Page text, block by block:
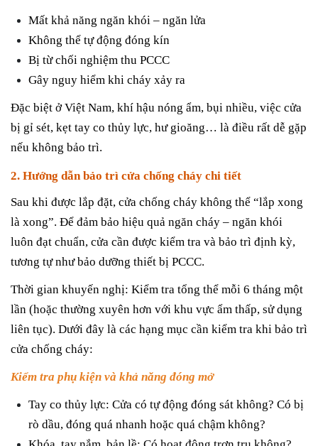
Mất khả năng ngăn khói – ngăn lửa
Không thể tự động đóng kín
Bị từ chối nghiệm thu PCCC
Gây nguy hiểm khi cháy xảy ra
Đặc biệt ở Việt Nam, khí hậu nóng ẩm, bụi nhiều, việc cửa
bị gỉ sét, kẹt tay co thủy lực, hư gioăng… là điều rất dễ gặp
nếu không bảo trì.
2. Hướng dẫn bảo trì cửa chống cháy chi tiết
Sau khi được lắp đặt, cửa chống cháy không thể “lắp xong
là xong”. Để đảm bảo hiệu quả ngăn cháy – ngăn khói
luôn đạt chuẩn, cửa cần được kiểm tra và bảo trì định kỳ,
tương tự như bảo dưỡng thiết bị PCCC.
Thời gian khuyến nghị: Kiểm tra tổng thể mỗi 6 tháng một
lần (hoặc thường xuyên hơn với khu vực ẩm thấp, sử dụng
liên tục). Dưới đây là các hạng mục cần kiểm tra khi bảo trì
cửa chống cháy:
Kiểm tra phụ kiện và khả năng đóng mở
Tay co thủy lực: Cửa có tự động đóng sát không? Có bị
rò dầu, đóng quá nhanh hoặc quá chậm không?